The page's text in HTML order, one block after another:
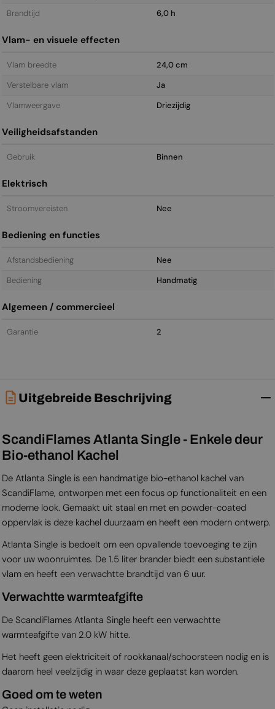
Brandtijd
6,0 h
Vlam- en visuele effecten
Vlam breedte
24,0 cm
Verstelbare vlam
Ja
Vlamweergave
Driezijdig
Veiligheidsafstanden
Gebruik Binnen
Elektrisch
Stroomvereisten Nee
Bediening en functies
Afstandsbediening
Nee
Bediening
Handmatig
Algemeen / commercieel
Garantie 2
Uitgebreide Beschrijving
ScandiFlames Atlanta Single - Enkele deur
Bio-ethanol Kachel
De Atlanta Single is een handmatige bio-ethanol kachel van
ScandiFlame, ontworpen met een focus op functionaliteit en een
moderne look. Gemaakt uit staal en met en powder-coated
oppervlak is deze kachel duurzaam en heeft een modern ontwerp.
Atlanta Single is bedoelt om een opvallende toevoeging te zijn
voor uw woonruimtes. De 1.5 liter brander biedt een substantiele
vlam en heeft een verwachtte brandtijd van 6 uur.
Verwachtte warmteafgifte
De ScandiFlames Atlanta Single heeft een verwachtte
warmteafgifte van 2.0 kW hitte.
Het heeft geen elektriciteit of rookkanaal/schoorsteen nodig en is
daarom heel veelzijdig in waar deze geplaatst kan worden.
Goed om te weten